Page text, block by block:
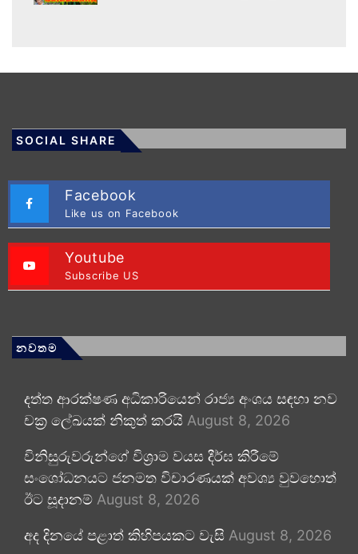
SOCIAL SHARE
Facebook
Like us on Facebook
Youtube
Subscribe US
නවතම
දත්ත ආරක්ෂණ අධිකාරියෙන් රාජ්‍ය අංශය සඳහා නව
චක්‍ර ලේඛයක් නිකුත් කරයි August 8, 2026
විනිසුරුවරුන්ගේ විශ්‍රාම වයස දීර්ඝ කිරීමේ
සංශෝධනයට ජනමත විචාරණයක් අවශ්‍ය වුවහොත්
ඊට සූදානම් August 8, 2026
අද දිනයේ පළාත් කිහිපයකට වැසි August 8, 2026